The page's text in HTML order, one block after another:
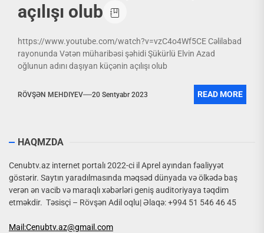
açılışı olub
https://www.youtube.com/watch?v=vzC4o4Wf5CE Cəlilabad
rayonunda Vətən müharibəsi şəhidi Şükürlü Elvin Azad
oğlunun adını daşıyan küçənin açılışı olub
RÖVŞƏN MEHDIYEV 20 Sentyabr 2023 READ MORE
HAQMZDA
Cenubtv.az internet portalı 2022-ci il Aprel ayından fəaliyyət
göstərir. Saytın yaradılmasında məqsəd dünyada və ölkədə baş
verən ən vacib və maraqlı xəbərləri geniş auditoriyaya təqdim
etməkdir. Təsisçi – Rövşən Adil oqlu| Əlaqə: +994 51 546 46 45
Mail:Cenubtv.az@gmail.com